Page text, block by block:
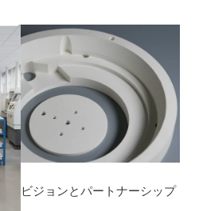
ビジョンとパートナーシップ